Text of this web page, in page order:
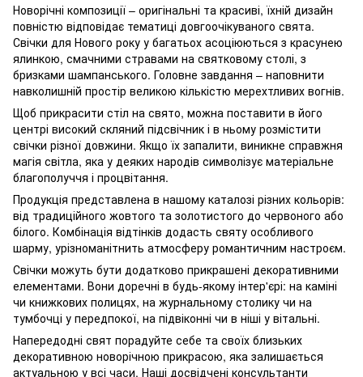
Новорічні композиції – оригінальні та красиві, їхній дизайн
повністю відповідає тематиці довгоочікуваного свята.
Свічки для Нового року у багатьох асоціюються з красунею
ялинкою, смачними стравами на святковому столі, з
бризками шампанського. Головне завдання – наповнити
навколишній простір великою кількістю мерехтливих вогнів.
Щоб прикрасити стіл на свято, можна поставити в його
центрі високий скляний підсвічник і в ньому розмістити
свічки різної довжини. Якщо їх запалити, виникне справжня
магія світла, яка у деяких народів символізує матеріальне
благополуччя і процвітання.
Продукція представлена в нашому каталозі різних кольорів:
від традиційного жовтого та золотистого до червоного або
білого. Комбінація відтінків додасть святу особливого
шарму, урізноманітнить атмосферу романтичним настроєм.
Свічки можуть бути додатково прикрашені декоративними
елементами. Вони доречні в будь-якому інтер'єрі: на каміні
чи книжкових полицях, на журнальному столику чи на
тумбочці у передпокої, на підвіконні чи в ніші у вітальні.
Напередодні свят порадуйте себе та своїх близьких
декоративною новорічною прикрасою, яка залишається
актуальною у всі часи. Наші досвідчені консультанти